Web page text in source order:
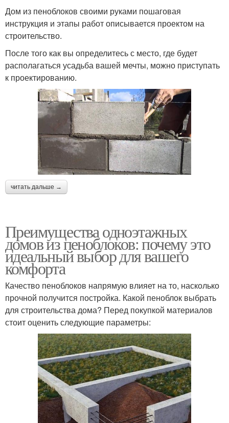
Дом из пеноблоков своими руками пошаговая
инструкция и этапы работ описывается проектом на
строительство.
После того как вы определитесь с место, где будет
располагаться усадьба вашей мечты, можно приступать
к проектированию.
читать дальше →
Преимущества одноэтажных
домов из пеноблоков: почему это
идеальный выбор для вашего
комфорта
Качество пеноблоков напрямую влияет на то, насколько
прочной получится постройка. Какой пеноблок выбрать
для строительства дома? Перед покупкой материалов
стоит оценить следующие параметры: